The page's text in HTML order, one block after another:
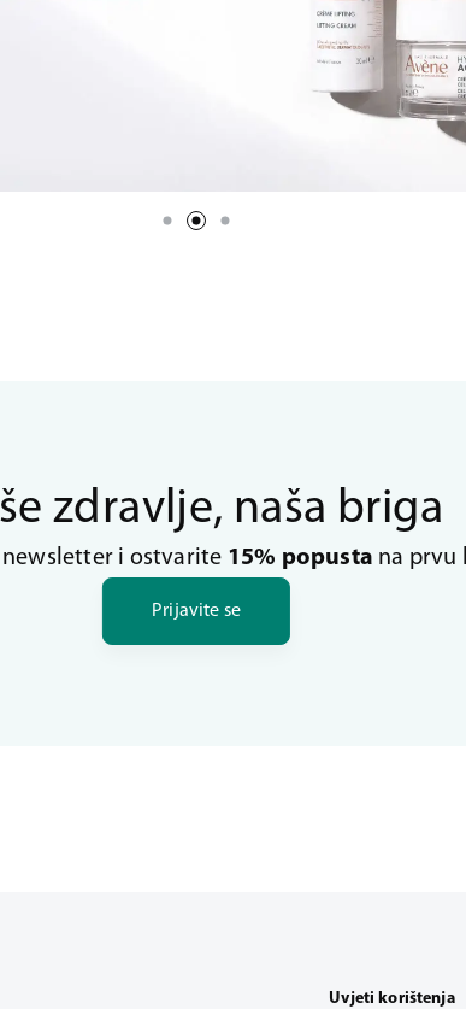
zdravlje, naša briga
newsletter i ostvarite 15% popusta na prvu
Prijavite se
Uvjeti korištenja